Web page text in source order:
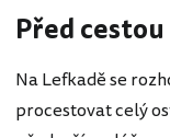
Před cestou
Na Lefkadě se
procestovat celý